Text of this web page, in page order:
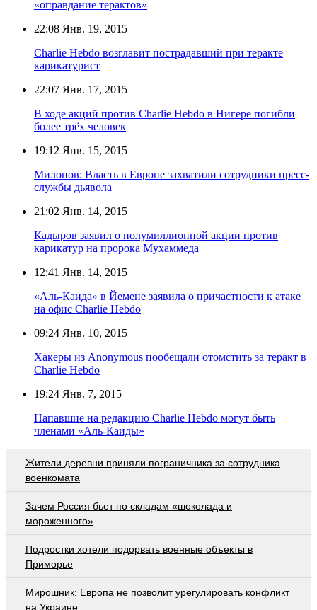
«оправдание терактов»
22:08 Янв. 19, 2015
Charlie Hebdo возглавит пострадавший при теракте
карикатурист
22:07 Янв. 17, 2015
В ходе акций против Charlie Hebdo в Нигере погибли
более трёх человек
19:12 Янв. 15, 2015
Милонов: Власть в Европе захватили сотрудники пресс-
службы дьявола
21:02 Янв. 14, 2015
Кадыров заявил о полумиллионной акции против
карикатур на пророка Мухаммеда
12:41 Янв. 14, 2015
«Аль-Каида» в Йемене заявила о причастности к атаке
на офис Charlie Hebdo
09:24 Янв. 10, 2015
Хакеры из Anonymous пообещали отомстить за теракт в
Charlie Hebdo
19:24 Янв. 7, 2015
Напавшие на редакцию Charlie Hebdo могут быть
членами «Аль-Каиды»
Жители деревни приняли пограничника за сотрудника
военкомата
Зачем Россия бьет по складам «шоколада и
мороженного»
Подростки хотели подорвать военные объекты в
Приморье
Мирошник: Европа не позволит урегулировать конфликт
на Украине